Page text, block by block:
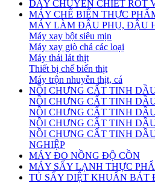
DÂY CHUYỀN CHIẾT RÓT
MÁY CHẾ BIẾN THỰC
MÁY LÀM ĐẬU PHỤ, ĐẬU
Máy xay bột siêu mịn
Máy xay giò chả các loại
Máy thái lát thịt
Thiết bị chế biến thịt
Máy trộn nhuyễn thịt, cá
NỒI CHƯNG CẤT TINH
NỒI CHƯNG CẤT TINH
NỒI CHƯNG CẤT TINH
NỒI CHƯNG CẤT TINH
NỒI CHƯNG CẤT TINH
NGHIỆP
MÁY ĐO NỒNG ĐỘ CỒN
MÁY SẤY LẠNH THỰC
TỦ SẤY DIỆT KHUẨN BÁT